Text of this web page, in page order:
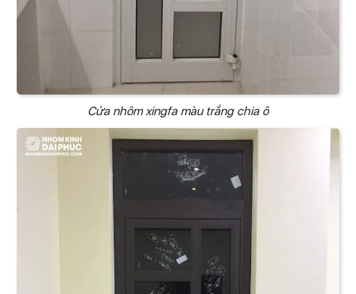
Cửa nhôm xingfa màu trắng chia ô